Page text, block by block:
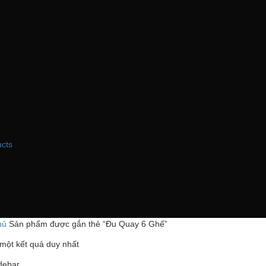
Sản phẩm được gắn thẻ “Đu Quay 6 Ghế”
kết quả duy nhất